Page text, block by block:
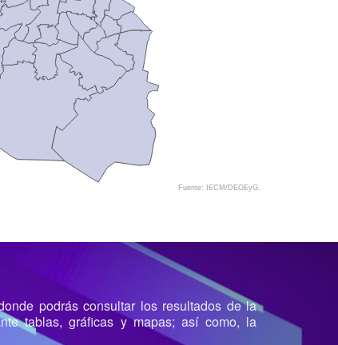
Fuente: IECM/DEOEyG.
podrás consultar los resultados de la
tablas, gráficas y mapas; así como, la